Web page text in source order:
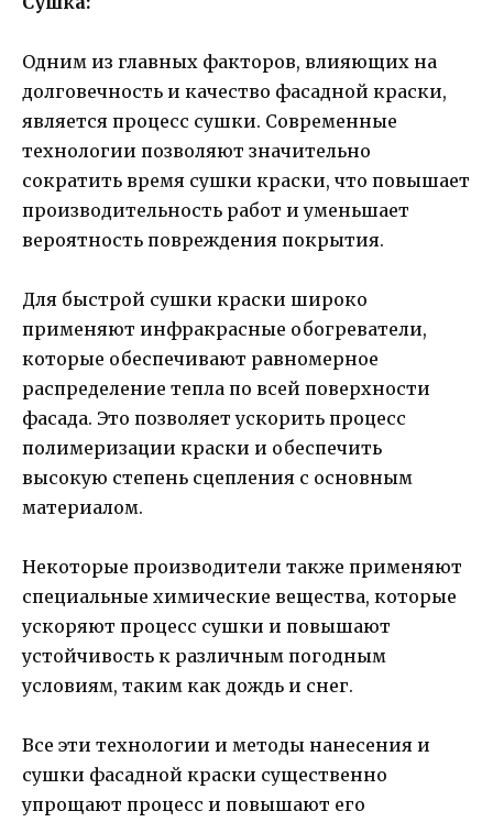
Одним из главных факторов, влияющих на
долговечность и качество фасадной краски,
является процесс сушки. Современные
технологии позволяют значительно
сократить время сушки краски, что повышает
производительность работ и уменьшает
вероятность повреждения покрытия.
Для быстрой сушки краски широко
применяют инфракрасные обогреватели,
которые обеспечивают равномерное
распределение тепла по всей поверхности
фасада. Это позволяет ускорить процесс
полимеризации краски и обеспечить
высокую степень сцепления с основным
материалом.
Некоторые производители также применяют
специальные химические вещества, которые
ускоряют процесс сушки и повышают
устойчивость к различным погодным
условиям, таким как дождь и снег.
Все эти технологии и методы нанесения и
сушки фасадной краски существенно
упрощают процесс и повышают его